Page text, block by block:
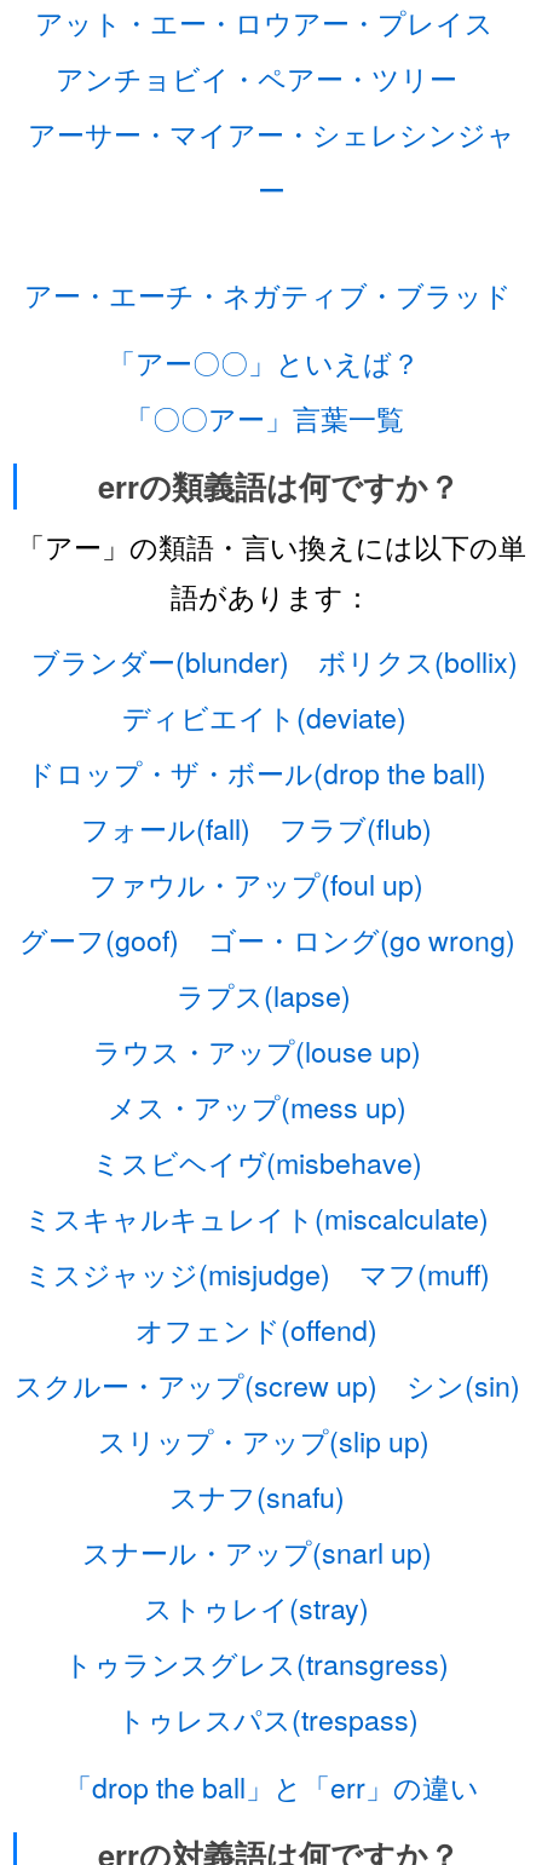
アット・エー・ロウアー・プレイス
アンチョビイ・ペアー・ツリー
アーサー・マイアー・シェレシンジャ
ー
アー・エーチ・ネガティブ・ブラッド
「アー〇〇」といえば？
「〇〇アー」言葉一覧
errの類義語は何ですか？
「アー」の類語・言い換えには以下の単
語があります：
ブランダー(blunder)
ボリクス(bollix)
ディビエイト(deviate)
ドロップ・ザ・ボール(drop the ball)
フォール(fall)
フラブ(flub)
ファウル・アップ(foul up)
グーフ(goof)
ゴー・ロング(go wrong)
ラプス(lapse)
ラウス・アップ(louse up)
メス・アップ(mess up)
ミスビヘイヴ(misbehave)
ミスキャルキュレイト(miscalculate)
ミスジャッジ(misjudge)
マフ(muff)
オフェンド(offend)
スクルー・アップ(screw up)
シン(sin)
スリップ・アップ(slip up)
スナフ(snafu)
スナール・アップ(snarl up)
ストゥレイ(stray)
トゥランスグレス(transgress)
トゥレスパス(trespass)
「drop the ball」と「err」の違い
errの対義語は何ですか？